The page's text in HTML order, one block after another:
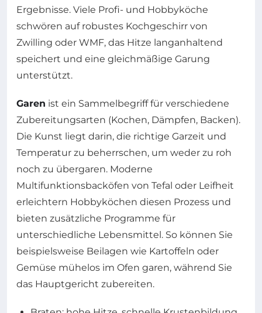
Ergebnisse. Viele Profi- und Hobbyköche
schwören auf robustes Kochgeschirr von
Zwilling oder WMF, das Hitze langanhaltend
speichert und eine gleichmäßige Garung
unterstützt.
Garen ist ein Sammelbegriff für verschiedene
Zubereitungsarten (Kochen, Dämpfen, Backen).
Die Kunst liegt darin, die richtige Garzeit und
Temperatur zu beherrschen, um weder zu roh
noch zu übergaren. Moderne
Multifunktionsbacköfen von Tefal oder Leifheit
erleichtern Hobbyköchen diesen Prozess und
bieten zusätzliche Programme für
unterschiedliche Lebensmittel. So können Sie
beispielsweise Beilagen wie Kartoffeln oder
Gemüse mühelos im Ofen garen, während Sie
das Hauptgericht zubereiten.